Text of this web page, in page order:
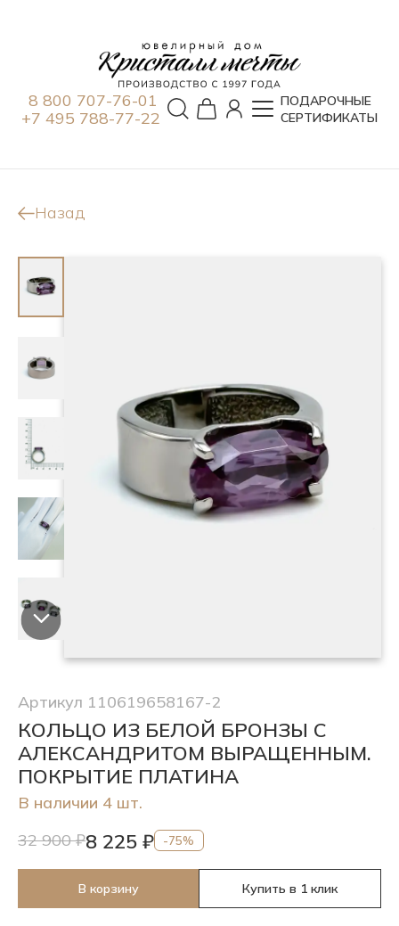
8 800 707-76-01
+7 495 788-77-22
ПОДАРОЧНЫЕ
СЕРТИФИКАТЫ
Назад
Артикул 110619658167-2
КОЛЬЦО ИЗ БЕЛОЙ БРОНЗЫ С
АЛЕКСАНДРИТОМ ВЫРАЩЕННЫМ.
ПОКРЫТИЕ ПЛАТИНА
В наличии 4 шт.
32 900 ₽8 225 ₽ -75%
В корзину Купить в 1 клик